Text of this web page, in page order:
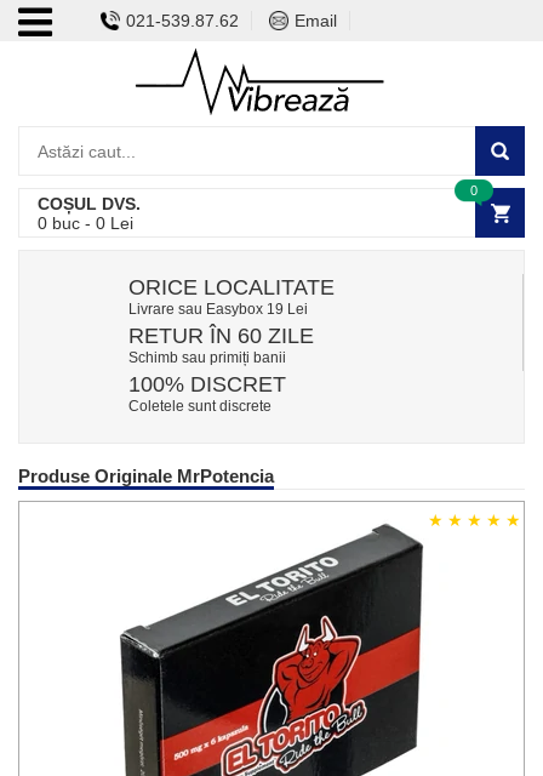
021-539.87.62 Email
COȘUL DVS.
0 buc - 0 Lei
0
ORICE LOCALITATE
Livrare sau Easybox 19 Lei
RETUR ÎN 60 ZILE
Schimb sau primiți banii
100% DISCRET
Coletele sunt discrete
Produse Originale MrPotencia